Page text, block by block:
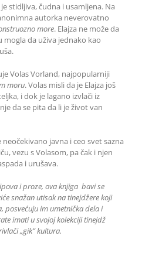
stidljiva, čudna i usamljena. Na
autorka neverovatno
more. Elajza ne može da
da uživa jednako kao
Volas Vorland, najpopularniji
moru. Volas misli da je Elajza još
i dok je lagano izvlači iz
da se pita da li je život van
javna i ceo svet sazna
vezu s Volasom, pa čak i njen
i urušava.
i proze, ova knjiga bavi se
snažan utisak na tinejdžere koji
posvećuju im umetnička dela i
imati u svojoj kolekciji tinejdž
„gik” kultura.